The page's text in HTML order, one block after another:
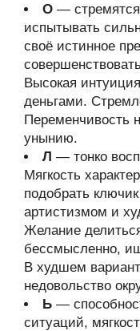
О —
испытывать
своё истинное
Высокая
деньгами.
Переменчивость
унынию.
Л — тонко
Мягкость
подобрать
артистизмом и
Желание
бессмысленно,
В худшем
недовольство
Ь —
ситуаций,